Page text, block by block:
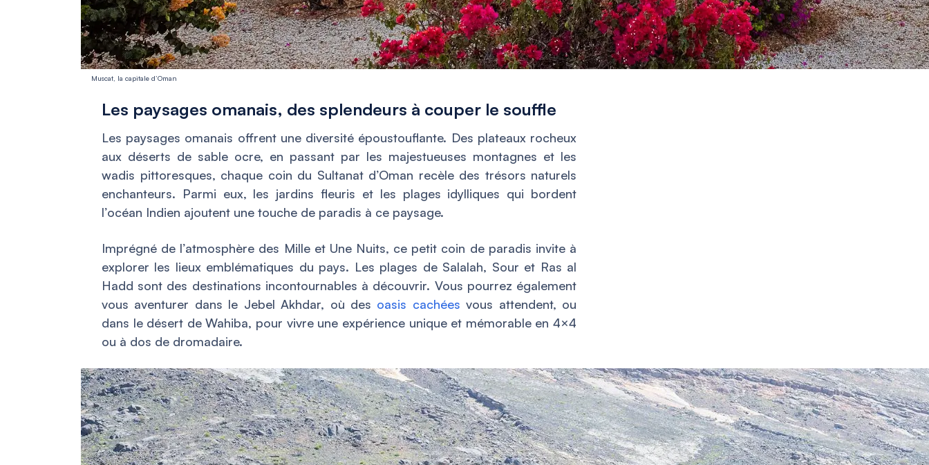
Muscat, la capitale d’Oman
Les paysages omanais, des splendeurs à couper le souffle
Les paysages omanais offrent une diversité époustouflante. Des plateaux rocheux
aux déserts de sable ocre, en passant par les majestueuses montagnes et les
wadis pittoresques, chaque coin du Sultanat d’Oman recèle des trésors naturels
enchanteurs. Parmi eux, les jardins fleuris et les plages idylliques qui bordent
l’océan Indien ajoutent une touche de paradis à ce paysage.
Imprégné de l’atmosphère des Mille et Une Nuits, ce petit coin de paradis invite à
explorer les lieux emblématiques du pays. Les plages de Salalah, Sour et Ras al
Hadd sont des destinations incontournables à découvrir. Vous pourrez également
vous aventurer dans le Jebel Akhdar, où des oasis cachées vous attendent, ou
dans le désert de Wahiba, pour vivre une expérience unique et mémorable en 4×4
ou à dos de dromadaire.